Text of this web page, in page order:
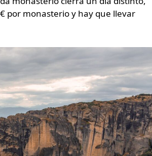
por monasterio y hay que llevar